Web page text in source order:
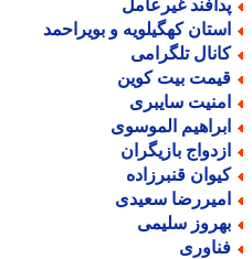
غیرعامل
کهگیلویه و بویراحمد
تلگرامی
بیت کوین
سایبری
الموسوی
بازیگران
قنبرزاده
سعیدی
سلیمی